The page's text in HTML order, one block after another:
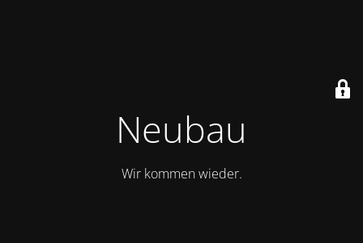
Neubau
Wir kommen wieder.